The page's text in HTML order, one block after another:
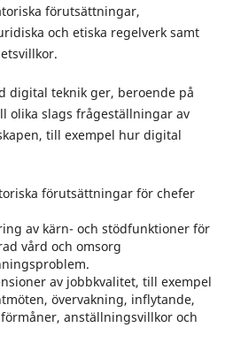
förutsättningar,
och etiska regelverk samt
digital teknik ger, beroende på
olika slags frågeställningar av
till exempel hur digital
förutsättningar för chefer
av kärn- och stödfunktioner för
vård och omsorg
av jobbkvalitet, till exempel
övervakning, inflytande,
anställningsvillkor och